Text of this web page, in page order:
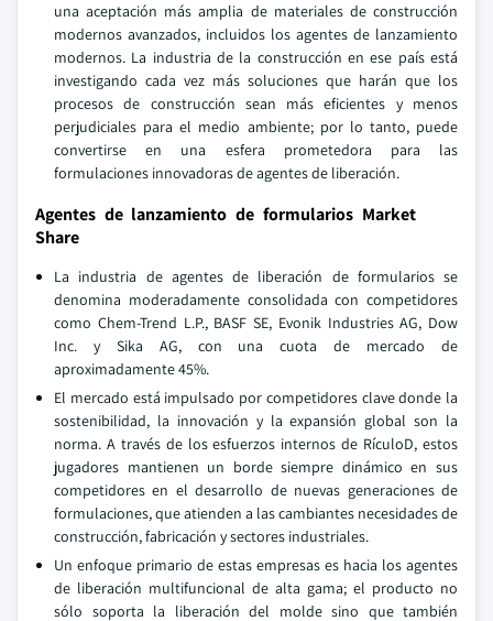
una aceptación más amplia de materiales de construcción
modernos avanzados, incluidos los agentes de lanzamiento
modernos. La industria de la construcción en ese país está
investigando cada vez más soluciones que harán que los
procesos de construcción sean más eficientes y menos
perjudiciales para el medio ambiente; por lo tanto, puede
convertirse en una esfera prometedora para las
formulaciones innovadoras de agentes de liberación.
Agentes de lanzamiento de formularios Market
Share
La industria de agentes de liberación de formularios se
denomina moderadamente consolidada con competidores
como Chem-Trend L.P., BASF SE, Evonik Industries AG, Dow
Inc. y Sika AG, con una cuota de mercado de
aproximadamente 45%.
El mercado está impulsado por competidores clave donde la
sostenibilidad, la innovación y la expansión global son la
norma. A través de los esfuerzos internos de RículoD, estos
jugadores mantienen un borde siempre dinámico en sus
competidores en el desarrollo de nuevas generaciones de
formulaciones, que atienden a las cambiantes necesidades de
construcción, fabricación y sectores industriales.
Un enfoque primario de estas empresas es hacia los agentes
de liberación multifuncional de alta gama; el producto no
sólo soporta la liberación del molde sino que también